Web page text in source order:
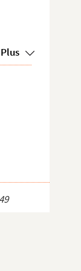
Plus